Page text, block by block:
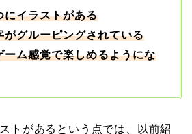
にイラストがある
がグルーピングされている
ーム感覚で楽しめるようにな
トがあるという点では、以前紹